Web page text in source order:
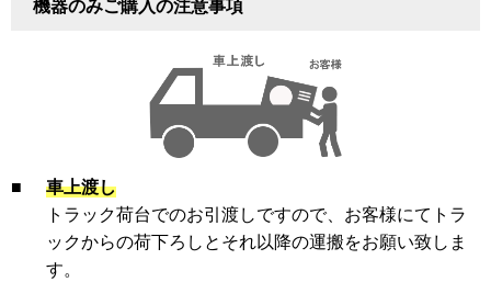
機器のみご購入の注意事項
■
車上渡し
トラック荷台でのお引渡しですので、お客様にてトラ
ックからの荷下ろしとそれ以降の運搬をお願い致しま
す。